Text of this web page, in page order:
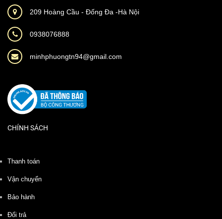
209 Hoàng Cầu - Đống Đa -Hà Nội
0938076888
minhphuongtn94@gmail.com
CHÍNH SÁCH
Thanh toán
Vận chuyển
Bảo hành
Đổi trả